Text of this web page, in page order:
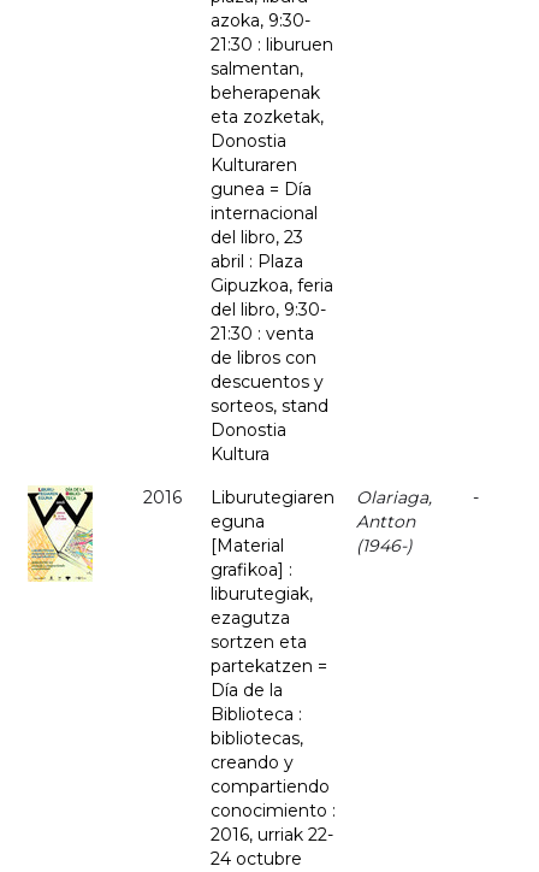
azoka, 9:30-
21:30 : liburuen
salmentan,
beherapenak
eta zozketak,
Donostia
Kulturaren
gunea = Día
internacional
del libro, 23
abril : Plaza
Gipuzkoa, feria
del libro, 9:30-
21:30 : venta
de libros con
descuentos y
sorteos, stand
Donostia
Kultura
2016
Liburutegiaren
eguna
[Material
grafikoa] :
liburutegiak,
ezagutza
sortzen eta
partekatzen =
Día de la
Biblioteca :
bibliotecas,
creando y
compartiendo
conocimiento :
2016, urriak 22-
24 octubre
Olariaga,
Antton
(1946-)
-